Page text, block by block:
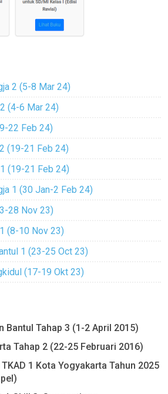
2 (5-8 Mar 24)
(4-6 Mar 24)
22 Feb 24)
(19-21 Feb 24)
(19-21 Feb 24)
1 (30 Jan-2 Feb 24)
28 Nov 23)
(8-10 Nov 23)
1 (23-25 Oct 23)
(17-19 Okt 23)
Bantul Tahap 3 (1-2 April 2015)
Tahap 2 (22-25 Februari 2016)
1 Kota Yogyakarta Tahun 2025